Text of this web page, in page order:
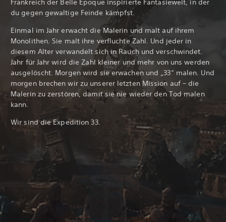
Frankreich der Belle Époque inspirierte Fantasiewelt, in der
du gegen gewaltige Feinde kämpfst.
Einmal im Jahr erwacht die Malerin und malt auf ihrem
Monolithen. Sie malt ihre verfluchte Zahl. Und jeder in
diesem Alter verwandelt sich in Rauch und verschwindet.
Jahr für Jahr wird die Zahl kleiner und mehr von uns werden
ausgelöscht. Morgen wird sie erwachen und „33“ malen. Und
morgen brechen wir zu unserer letzten Mission auf – die
Malerin zu zerstören, damit sie nie wieder den Tod malen
kann.
Wir sind die Expedition 33.